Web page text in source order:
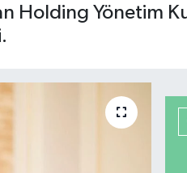
Holding Yönetim